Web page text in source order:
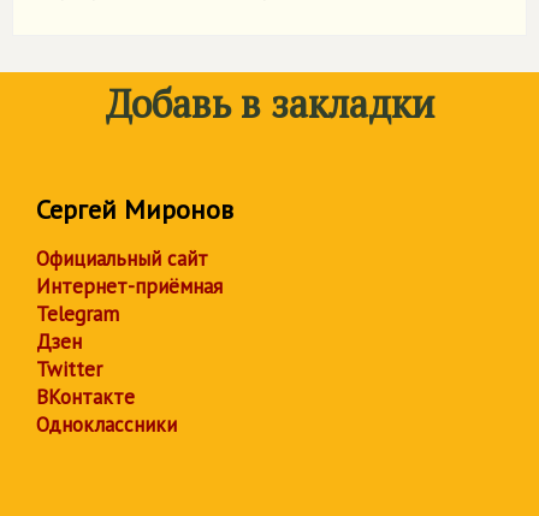
Добавь в закладки
Сергей Миронов
Официальный сайт
Интернет-приёмная
Telegram
Дзен
Twitter
ВКонтакте
Одноклассники